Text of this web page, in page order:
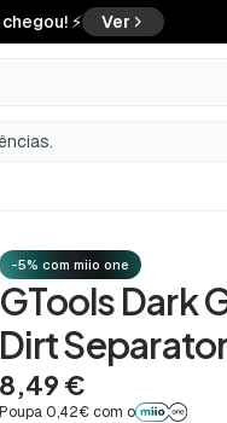
⚡ Ver
-5% com miio one
GTools Dark
Dirt
8,49 €
Poupa 0,42€ com o